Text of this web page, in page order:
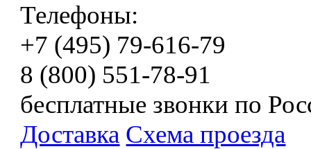
Телефоны:
+7 (495) 79-616-79
8 (800) 551-78-91
бесплатные звонки по
Доставка Схема проезда